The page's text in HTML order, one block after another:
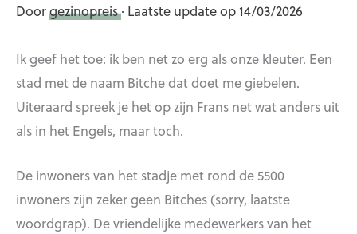
Doorgezinopreis· Laatste update op 14/03/2026
Ik geef het toe: ik ben net zo erg als onze kleuter. Een
stad met de naam Bitche dat doet me giebelen.
Uiteraard spreek je het op zijn Frans net wat anders uit
als in het Engels, maar toch.
De inwoners van het stadje met rond de 5500
inwoners zijn zeker geen Bitches (sorry, laatste
woordgrap). De vriendelijke medewerkers van het